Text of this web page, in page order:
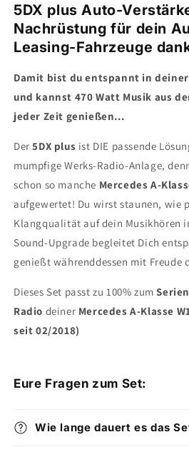
MBUX
(W177)
MBUX
(W177)
5DX plus Auto-
Nachrüstung für dein
Leasing-Fahrzeuge
Damit bist du entspannt in
und kannst 470 Watt Musik aus
jeder Zeit genießen...
Der 5DX plus ist DIE passende
mumpfige Werks-Radio-Anlage,
schon so manche Mercedes A-
aufgewertet! Du wirst staunen, wie
Klangqualität auf dein Musikhören
Sound-Upgrade begleitet Dich
genießt währenddessen mit Freude
Dieses Set passt zu 100% zum
Radio deiner Mercedes A-Klasse
seit 02/2018)
Eure Fragen zum Set:
Wie lange dauert es das